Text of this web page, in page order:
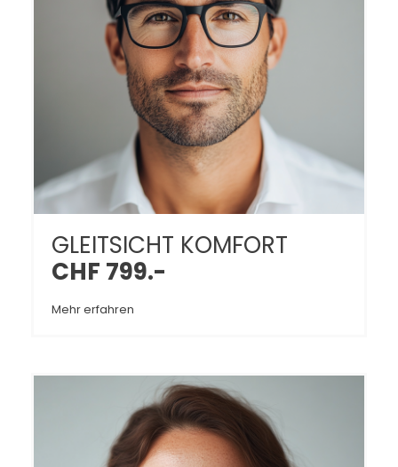
GLEITSICHT KOMFORT
CHF 799.-
Mehr erfahren